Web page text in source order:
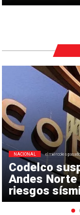
Codelco
Andes Norte
riesgos
NACIONAL el miércoles